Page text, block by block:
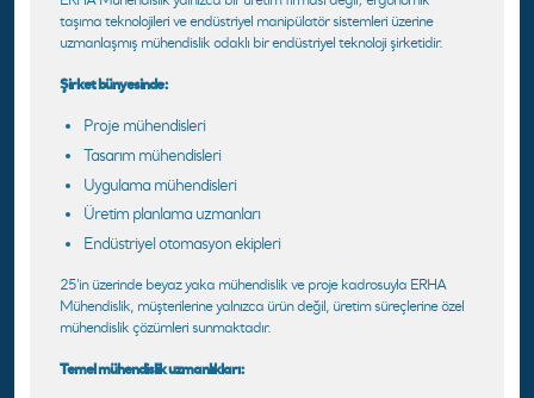
taşıma teknolojileri ve endüstriyel manipülatör sistemleri üzerine
uzmanlaşmış mühendislik odaklı bir endüstriyel teknoloji şirketidir.
Şirket bünyesinde:
Proje mühendisleri
Tasarım mühendisleri
Uygulama mühendisleri
Üretim planlama uzmanları
Endüstriyel otomasyon ekipleri
25'in üzerinde beyaz yaka mühendislik ve proje kadrosuyla ERHA
Mühendislik, müşterilerine yalnızca ürün değil, üretim süreçlerine özel
mühendislik çözümleri sunmaktadır.
Temel mühendislik uzmanlıkları: